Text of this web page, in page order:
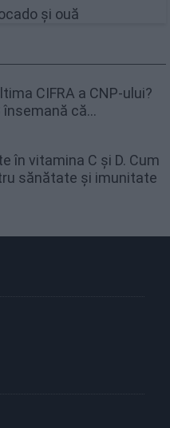
și ouă
CIFRA a CNP-ului?
însemană că...
în vitamina C și D. Cum
sănătate și imunitate